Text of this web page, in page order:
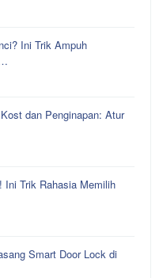
Ini Trik Ampuh
dan Penginapan: Atur
Ini Trik Rahasia Memilih
Smart Door Lock di